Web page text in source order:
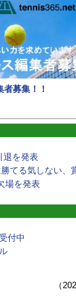
募集！！
退を発表
てる気しない、
場を発表
付中
（